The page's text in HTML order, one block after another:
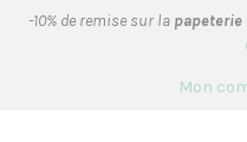
-10% de remise sur la papeterie
Mon